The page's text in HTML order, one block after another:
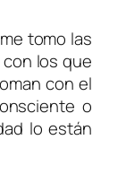
tomo las
los que
con el
o
lo están